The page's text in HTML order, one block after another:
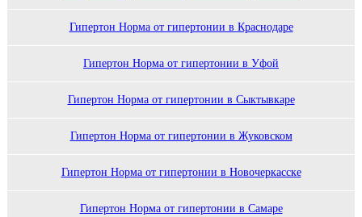
Гипертон Норма от гипертонии в Краснодаре
Гипертон Норма от гипертонии в Уфой
Гипертон Норма от гипертонии в Сыктывкаре
Гипертон Норма от гипертонии в Жуковском
Гипертон Норма от гипертонии в Новочеркасске
Гипертон Норма от гипертонии в Самаре